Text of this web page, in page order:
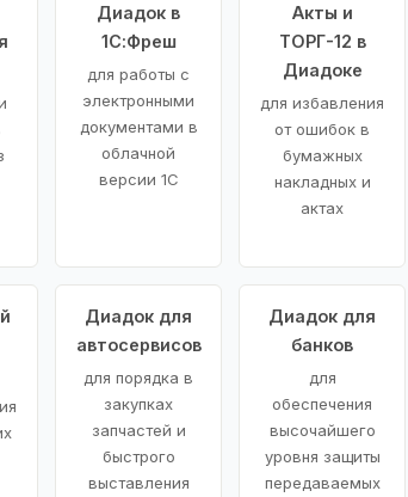
Диадок в
1С:Фреш
для работы с
электронными
документами в
облачной
версии 1С
Акты и
ТОРГ-12 в
Диадоке
для избавления
от ошибок в
бумажных
накладных и
актах
Диадок для
автосервисов
для порядка в
закупках
запчастей и
быстрого
выставления
Диадок для
банков
для
обеспечения
высочайшего
уровня защиты
передаваемых